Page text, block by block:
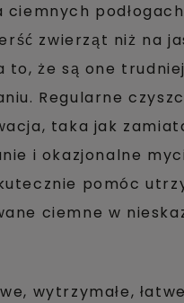
ciemnych
zwierząt niż na
to, że są one
Regularne
taka jak
i okazjonalne
pomóc
ciemne w
wytrzymałe,